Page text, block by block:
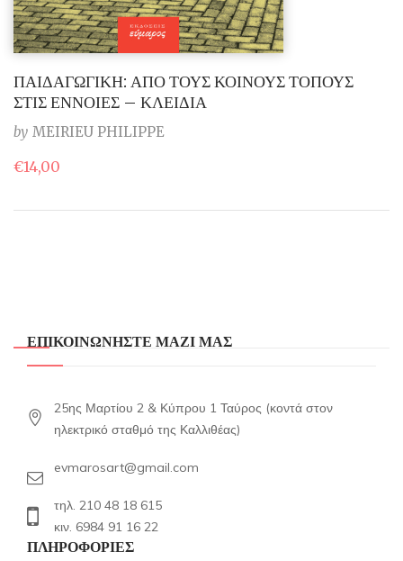
ΠΑΙΔΑΓΩΓΙΚΗ: ΑΠΟ ΤΟΥΣ ΚΟΙΝΟΥΣ ΤΟΠΟΥΣ
ΣΤΙΣ ΕΝΝΟΙΕΣ – ΚΛΕΙΔΙΑ
by MEIRIEU PHILIPPE
€14,00
ΕΠΙΚΟΙΝΩΝΗΣΤΕ ΜΑΖΙ ΜΑΣ
25ης Μαρτίου 2 & Κύπρου 1 Ταύρος (κοντά στον
ηλεκτρικό σταθμό της Καλλιθέας)
evmarosart@gmail.com
τηλ. 210 48 18 615
κιν. 6984 91 16 22
ΠΛΗΡΟΦΟΡΙΕΣ